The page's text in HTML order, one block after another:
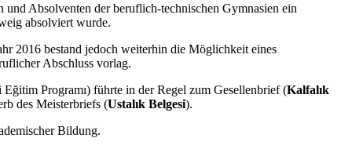
Absolventen der beruflich-technischen Gymnasien ein
absolviert wurde.
2016 bestand jedoch weiterhin die Möglichkeit eines
Abschluss vorlag.
Programı) führte in der Regel zum Gesellenbrief (Kalfalık
des Meisterbriefs (Ustalık Belgesi).
Bildung.